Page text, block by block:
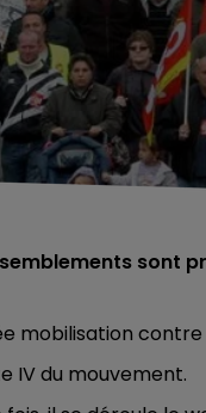
sont
mobilisation
IV du mouvement.